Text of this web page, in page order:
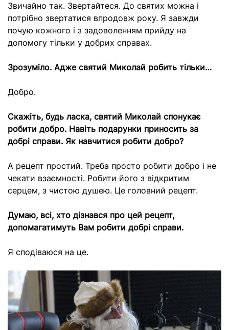
Звичайно так. Звертайтеся. До святих можна і
потрібно звертатися впродовж року. Я завжди
почую кожного і з задоволенням прийду на
допомогу тільки у добрих справах.
Зрозуміло. Адже святий Миколай робить тільки…
Добро.
Скажіть, будь ласка, святий Миколай спонукає
робити добро. Навіть подарунки приносить за
добрі справи. Як навчитися робити добро?
А рецепт простий. Треба просто робити добро і не
чекати взаємності. Робити його з відкритим
серцем, з чистою душею. Це головний рецепт.
Думаю, всі, хто дізнався про цей рецепт,
допомагатимуть Вам робити добрі справи.
Я сподіваюся на це.